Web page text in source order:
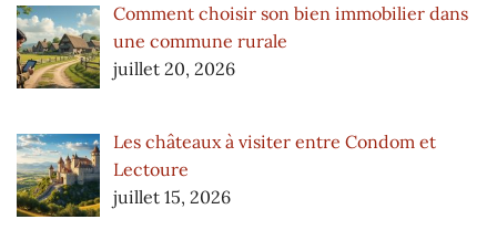
Comment choisir son bien immobilier dans
une commune rurale
juillet 20, 2026
Les châteaux à visiter entre Condom et
Lectoure
juillet 15, 2026